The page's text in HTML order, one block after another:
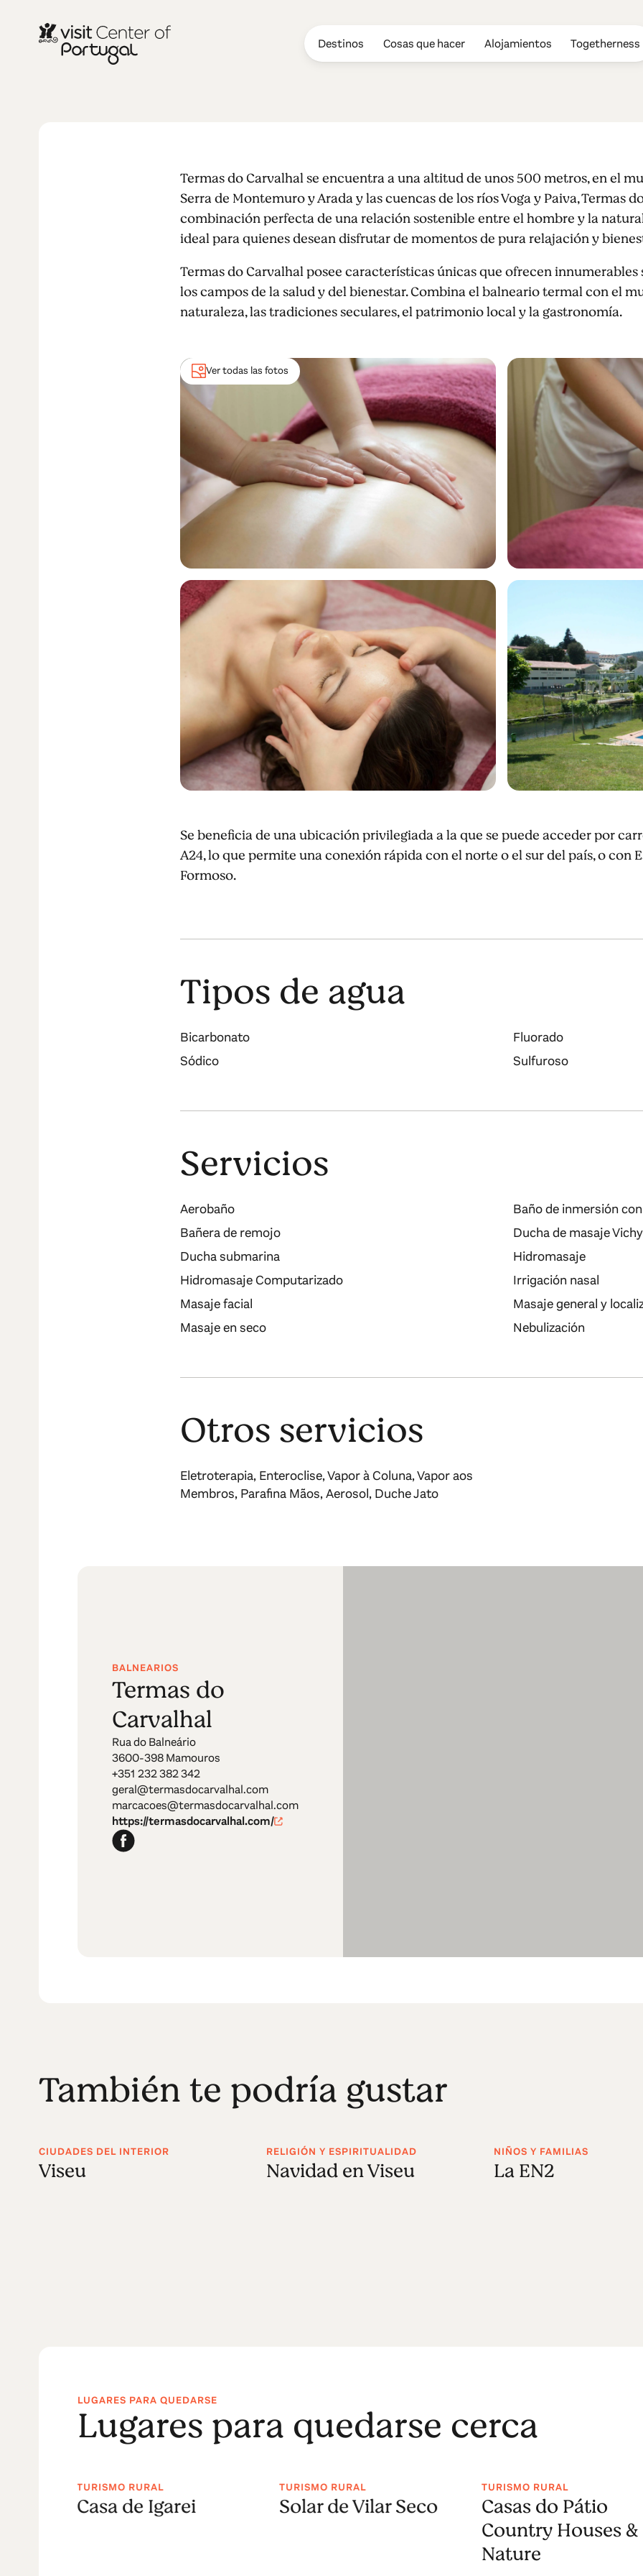
Destinos Cosas que hacer Alojamientos Togetherness
Termas do Carvalhal
Termas do Carvalhal se encuentra a una altitud de unos 500 metros, en el
Serra de Montemuro y Arada y las cuencas de los ríos Voga y Paiva, Termas
combinación perfecta de una relación sostenible entre el hombre y la
ideal para quienes desean disfrutar de momentos de pura relajación y
Termas do Carvalhal posee características únicas que ofrecen
los campos de la salud y del bienestar. Combina el balneario termal con el
naturaleza, las tradiciones seculares, el patrimonio local y la gastronomía.
Ver todas las fotos
Se beneficia de una ubicación privilegiada a la que se puede acceder por
A24, lo que permite una conexión rápida con el norte o el sur del país, o con
Formoso.
Tipos de agua
Bicarbonato
Fluorado
Sódico
Sulfuroso
Servicios
Aerobaño
Baño de inmersión
Bañera de remojo
Ducha de masaje Vichy
Ducha submarina
Hidromasaje
Hidromasaje Computarizado
Irrigación nasal
Masaje facial
Masaje general y
Masaje en seco
Nebulización
Otros servicios
Eletroterapia, Enteroclise, Vapor à Coluna, Vapor aos
Membros, Parafina Mãos, Aerosol, Duche Jato
BALNEARIOS
Termas do
Carvalhal
Rua do Balneário
3600-398 Mamouros
+351 232 382 342
geral@termasdocarvalhal.com
marcacoes@termasdocarvalhal.com
https://termasdocarvalhal.com/
También te podría gustar
CIUDADES DEL INTERIOR
Viseu
RELIGIÓN Y ESPIRITUALIDAD
Navidad en Viseu
NIÑOS Y FAMILIAS
La EN2
LUGARES PARA QUEDARSE
Lugares para quedarse cerca
TURISMO RURAL
Casa de Igarei
TURISMO RURAL
Solar de Vilar Seco
TURISMO RURAL
Casas do Pátio
Country Houses &
Nature